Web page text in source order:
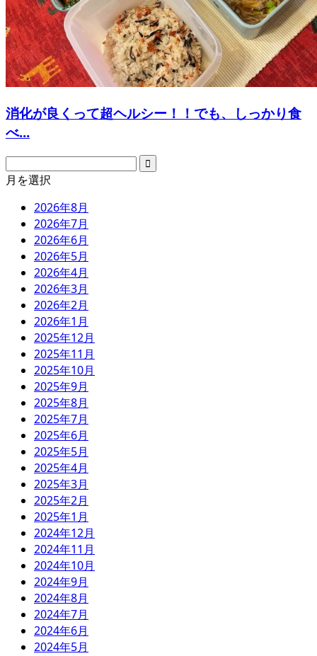
消化が良くって超ヘルシー！！でも、しっかり食
べ...
月を選択
2026年8月
2026年7月
2026年6月
2026年5月
2026年4月
2026年3月
2026年2月
2026年1月
2025年12月
2025年11月
2025年10月
2025年9月
2025年8月
2025年7月
2025年6月
2025年5月
2025年4月
2025年3月
2025年2月
2025年1月
2024年12月
2024年11月
2024年10月
2024年9月
2024年8月
2024年7月
2024年6月
2024年5月